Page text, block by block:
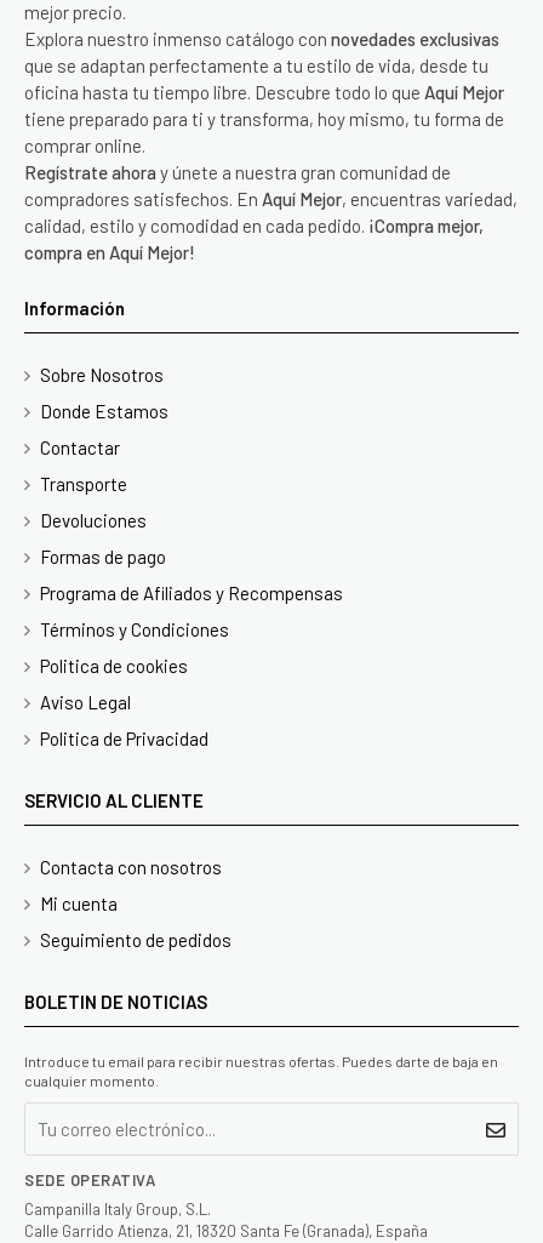
mejor precio.
Explora nuestro inmenso catálogo con novedades exclusivas
que se adaptan perfectamente a tu estilo de vida, desde tu
oficina hasta tu tiempo libre. Descubre todo lo que Aquí Mejor
tiene preparado para ti y transforma, hoy mismo, tu forma de
comprar online.
Regístrate ahora y únete a nuestra gran comunidad de
compradores satisfechos. En Aquí Mejor, encuentras variedad,
calidad, estilo y comodidad en cada pedido. ¡Compra mejor,
compra en Aquí Mejor!
Información
Sobre Nosotros
Donde Estamos
Contactar
Transporte
Devoluciones
Formas de pago
Programa de Afiliados y Recompensas
Términos y Condiciones
Politica de cookies
Aviso Legal
Politica de Privacidad
SERVICIO AL CLIENTE
Contacta con nosotros
Mi cuenta
Seguimiento de pedidos
BOLETIN DE NOTICIAS
Introduce tu email para recibir nuestras ofertas. Puedes darte de baja en
cualquier momento.
SEDE OPERATIVA
Campanilla Italy Group, S.L.
Calle Garrido Atienza, 21, 18320 Santa Fe (Granada), España